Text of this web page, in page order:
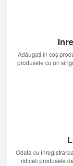
Adăugați în coș
produsele cu un
Odata cu
ridicati produsele